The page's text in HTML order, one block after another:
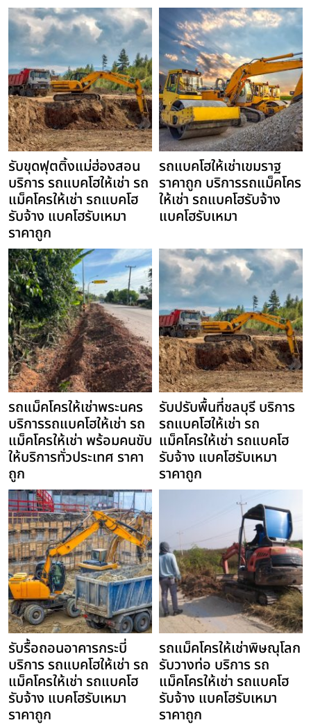
รับขุดฟุตติ้งแม่ฮ่องสอน
บริการ รถแบคโฮให้เช่า รถ
แม็คโครให้เช่า รถแบคโฮ
รับจ้าง แบคโฮรับเหมา
ราคาถูก
รถแบคโฮให้เช่าเขมราฐ
ราคาถูก บริการรถแม็คโคร
ให้เช่า รถแบคโฮรับจ้าง
แบคโฮรับเหมา
รถแม็คโครให้เช่าพระนคร
บริการรถแบคโฮให้เช่า รถ
แม็คโครให้เช่า พร้อมคนขับ
ให้บริการทั่วประเทศ ราคา
ถูก
รับปรับพื้นที่ชลบุรี บริการ
รถแบคโฮให้เช่า รถ
แม็คโครให้เช่า รถแบคโฮ
รับจ้าง แบคโฮรับเหมา
ราคาถูก
รับรื้อถอนอาคารกระบี่
บริการ รถแบคโฮให้เช่า รถ
แม็คโครให้เช่า รถแบคโฮ
รับจ้าง แบคโฮรับเหมา
ราคาถูก
รถแม็คโครให้เช่าพิษณุโลก
รับวางท่อ บริการ รถ
แม็คโครให้เช่า รถแบคโฮ
รับจ้าง แบคโฮรับเหมา
ราคาถูก